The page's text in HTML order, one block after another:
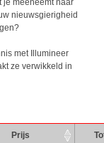
nieuwsgierigheid
met Illumineer
ze verwikkeld in
Prijs